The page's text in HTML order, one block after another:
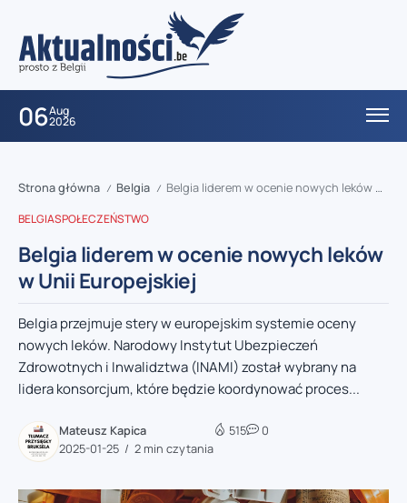
06Aug
2026
Strona główna / Belgia / Belgia liderem w ocenie nowych leków w Unii Europejskiej
BELGIASPOŁECZEŃSTWO
Belgia liderem w ocenie nowych leków
w Unii Europejskiej
Belgia przejmuje stery w europejskim systemie oceny
nowych leków. Narodowy Instytut Ubezpieczeń
Zdrowotnych i Inwalidztwa (INAMI) został wybrany na
lidera konsorcjum, które będzie koordynować proces...
Mateusz Kapica
2025-01-25
2 min czytania
515 0